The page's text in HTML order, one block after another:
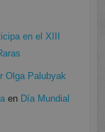
en el XIII
Olga Palubyak
en Día Mundial